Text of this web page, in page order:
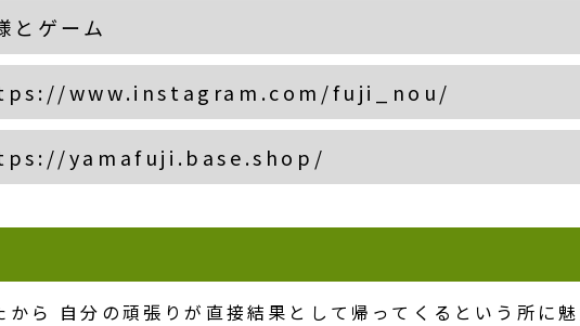
とゲーム
www.instagram.com/fuji_nou/
yamafuji.base.shop/
ら 自分の頑張りが直接結果として帰ってくるという所に